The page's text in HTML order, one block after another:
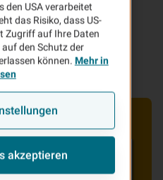
den USA verarbeitet
das Risiko, dass US-
Zugriff auf Ihre Daten
den Schutz der
können. Mehr in
akzeptieren